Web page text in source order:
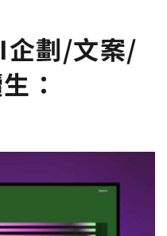
企劃/文案/
：